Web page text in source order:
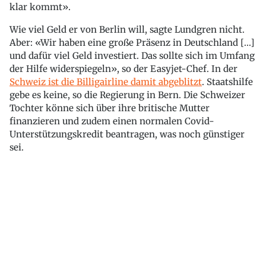
klar kommt».
Wie viel Geld er von Berlin will, sagte Lundgren nicht.
Aber: «Wir haben eine große Präsenz in Deutschland [...]
und dafür viel Geld investiert. Das sollte sich im Umfang
der Hilfe widerspiegeln», so der Easyjet-Chef. In der
Schweiz ist die Billigairline damit abgeblitzt. Staatshilfe
gebe es keine, so die Regierung in Bern. Die Schweizer
Tochter könne sich über ihre britische Mutter
finanzieren und zudem einen normalen Covid-
Unterstützungskredit beantragen, was noch günstiger
sei.